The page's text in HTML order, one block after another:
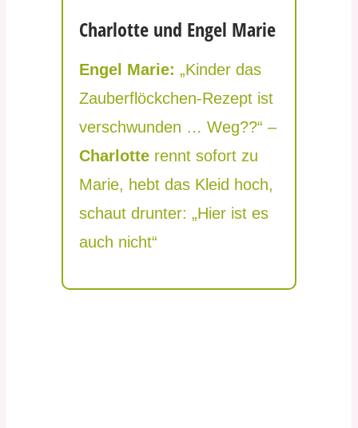
Charlotte und Engel Marie​
Engel Marie: „Kinder das
Zauberflöckchen-Rezept ist
verschwunden … Weg??“ –
Charlotte rennt sofort zu
Marie, hebt das Kleid hoch,
schaut drunter: „Hier ist es
auch nicht“